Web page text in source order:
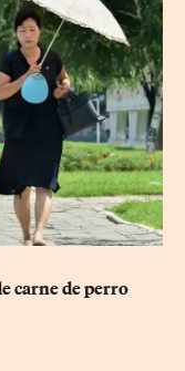
carne de perro